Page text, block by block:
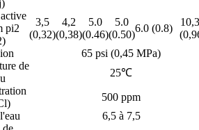
pi2
3,5
(0,32)
4,2
(0,38)
5.0
(0.46)
5.0
(0.50)
6.0 (0.8)
65 psi (0,45 MPa)
de
25℃
500 ppm
6,5 à 7,5